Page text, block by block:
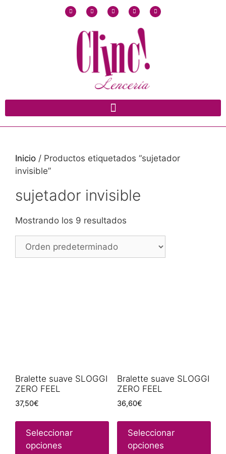
Inicio / Productos etiquetados “sujetador
invisible”
sujetador invisible
Mostrando los 9 resultados
Bralette suave SLOGGI
ZERO FEEL
37,50€
Seleccionar
opciones
Bralette suave SLOGGI
ZERO FEEL
36,60€
Seleccionar
opciones